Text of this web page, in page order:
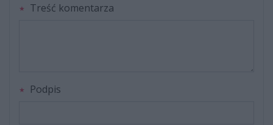
Treść komentarza
Podpis